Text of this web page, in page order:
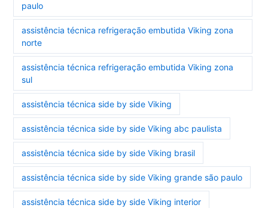
paulo
assistência técnica refrigeração embutida Viking zona
norte
assistência técnica refrigeração embutida Viking zona
sul
assistência técnica side by side Viking
assistência técnica side by side Viking abc paulista
assistência técnica side by side Viking brasil
assistência técnica side by side Viking grande são paulo
assistência técnica side by side Viking interior